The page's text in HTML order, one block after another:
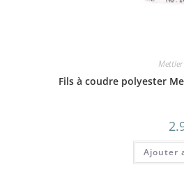
Fils à coudre polyester
Ajouter